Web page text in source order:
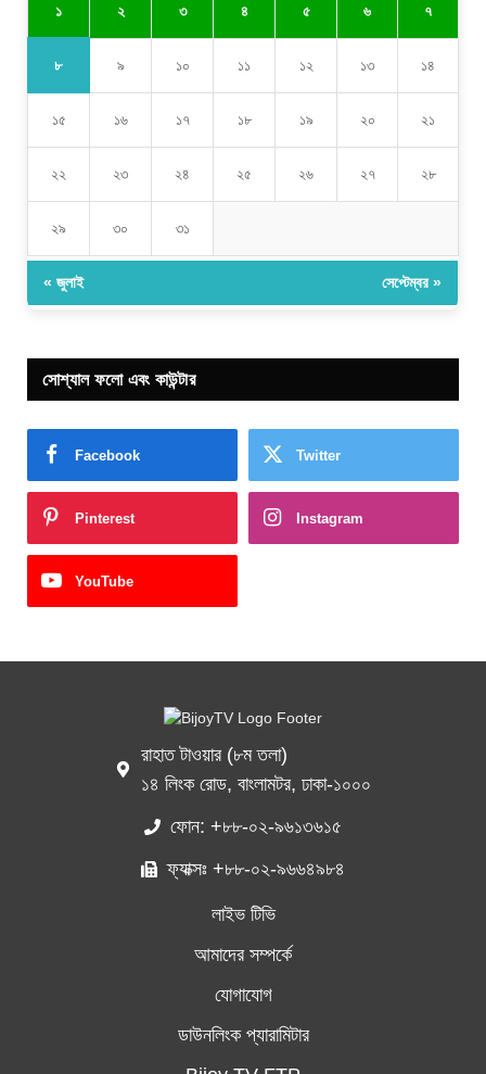
১ ২ ৩ ৪ ৫ ৬ ৭
৮ ৯ ১০ ১১ ১২ ১৩ ১৪
১৫ ১৬ ১৭ ১৮ ১৯ ২০ ২১
২২ ২৩ ২৪ ২৫ ২৬ ২৭ ২৮
২৯ ৩০ ৩১
« জুলাই সেপ্টেম্বর »
সোশ্যাল ফলো এবং কাউন্টার
Facebook Twitter
Pinterest Instagram
YouTube
রাহাত টাওয়ার (৮ম তলা)
১৪ লিংক রোড, বাংলামটর, ঢাকা-১০০০
ফোন: +৮৮-০২-৯৬১৩৬১৫
ফ্যাক্সঃ +৮৮-০২-৯৬৬৪৯৮৪
লাইভ টিভি
আমাদের সম্পর্কে
যোগাযোগ
ডাউনলিংক প্যারামিটার